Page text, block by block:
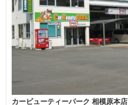
カービューティーパーク 相模原本店